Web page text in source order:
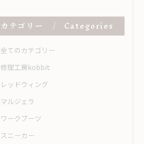
カテゴリー Categories
全てのカテゴリー
修理工房kobbit
レッドウィング
マルジェラ
ワークブーツ
スニーカー